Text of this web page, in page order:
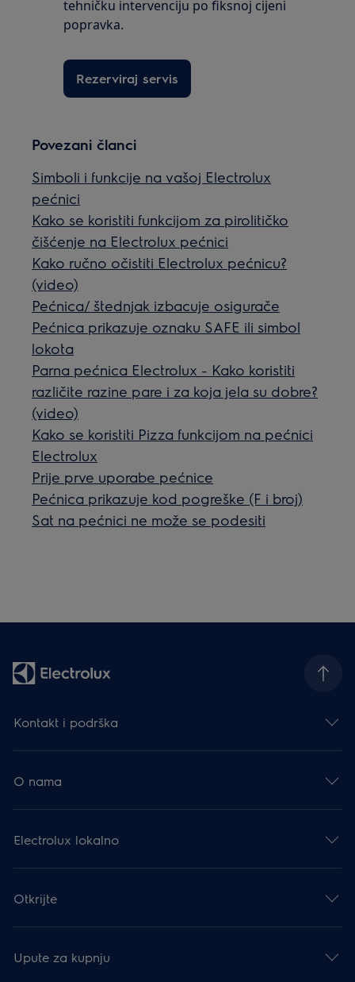
tehničku intervenciju po fiksnoj cijeni
popravka.
Rezerviraj servis
Povezani članci
Simboli i funkcije na vašoj Electrolux
pećnici
Kako se koristiti funkcijom za pirolitičko
čišćenje na Electrolux pećnici
Kako ručno očistiti Electrolux pećnicu?
(video)
Pećnica/ štednjak izbacuje osigurače
Pećnica prikazuje oznaku SAFE ili simbol
lokota
Parna pećnica Electrolux - Kako koristiti
različite razine pare i za koja jela su dobre?
(video)
Kako se koristiti Pizza funkcijom na pećnici
Electrolux
Prije prve uporabe pećnice
Pećnica prikazuje kod pogreške (F i broj)
Sat na pećnici ne može se podesiti
Kontakt i podrška
O nama
Electrolux lokalno
Otkrijte
Upute za kupnju